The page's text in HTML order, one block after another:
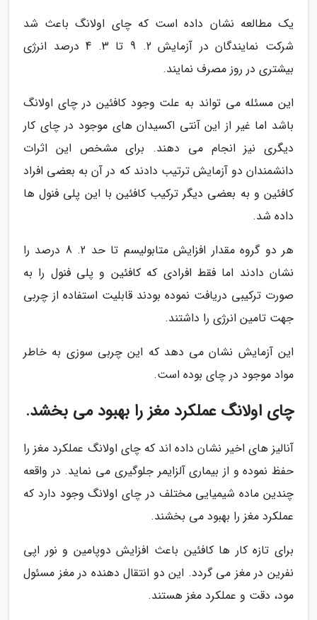
یک مطالعه نشان داده است که چای اولانگ باعث شد
شرکت نمایندگان در آزمایش 2. 9 تا 3. 4 درصد انرژی
بیشتری در روز مصرف نمایند.
این مسئله می تواند به علت وجود کافئین در چای اولانگ
باشد اما غیر از این آنتی اکسیدان های موجود در چای کار
دیگری نیز انجام می دهند. برای مشخص این اثرات
دانشمندان دو آزمایش ترتیب دادند که در آن به بعضی افراد
کافئین و به بعضی دیگر ترکیب کافئین با این پلی فنول ها
داده شد.
هر دو گروه مقدار افزایش متابولیسم تا حد 2. 8 درصد را
نشان دادند اما فقط افرادی که کافئین و پلی فنول را به
صورت ترکیبی دریافت نموده بودند قابلیت استفاده از چربی
جهت تامین انرژی را داشتند.
این آزمایش نشان می دهد که این چربی سوزی به خاطر
مواد موجود در چای بوده است.
چای اولانگ عملکرد مغز را بهبود می بخشد.
آنالیز های اخیر نشان داده اند که چای اولانگ عملکرد مغز را
حفظ نموده و از بیماری آلزایمر جلوگیری می نماید. در واقعه
چندین ماده شیمیایی مختلف در چای اولانگ وجود دارد که
عملکرد مغز را بهبود می بخشند.
برای تازه کار ها کافئین باعث افزایش دوپامین و نور اپی
نفرین در مغز می گردد. این دو انتقال دهنده در مغز مسئول
مود، دقت و عملکرد مغز هستند.